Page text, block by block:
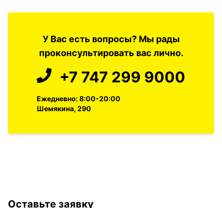
У Вас есть вопросы? Мы рады
проконсультировать вас лично.
+7 747 299 9000
Ежедневно: 8:00-20:00
Шемякина, 290
Оставьте заявку